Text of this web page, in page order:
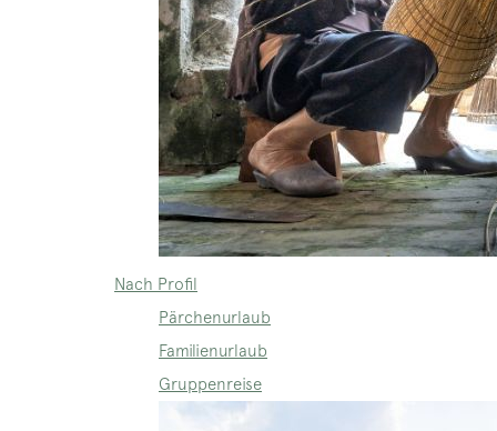
Nach Profil
Pärchenurlaub
Familienurlaub
Gruppenreise